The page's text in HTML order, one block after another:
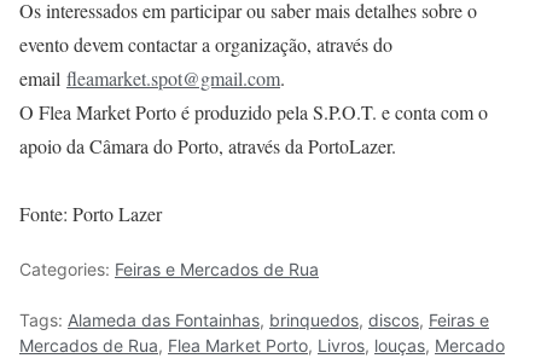
Os interessados em participar ou saber mais detalhes sobre o
evento devem contactar a organização, através do
email fleamarket.spot@gmail.com.
O Flea Market Porto é produzido pela S.P.O.T. e conta com o
apoio da Câmara do Porto, através da PortoLazer.
Fonte: Porto Lazer
Categories: Feiras e Mercados de Rua
Tags: Alameda das Fontainhas, brinquedos, discos, Feiras e
Mercados de Rua, Flea Market Porto, Livros, louças, Mercado